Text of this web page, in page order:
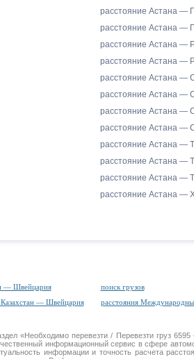
расстояние Астана —
расстояние Астана —
расстояние Астана —
расстояние Астана —
расстояние Астана —
расстояние Астана —
расстояние Астана —
расстояние Астана —
расстояние Астана —
расстояние Астана —
расстояние Астана —
расстояние Астана —
— Швейцария
поиск грузов
Казахстан — Швейцария расстояния
«Необходимо перевезти / Перевезти груз
информационный сервис в сфере
информации и точность расчета